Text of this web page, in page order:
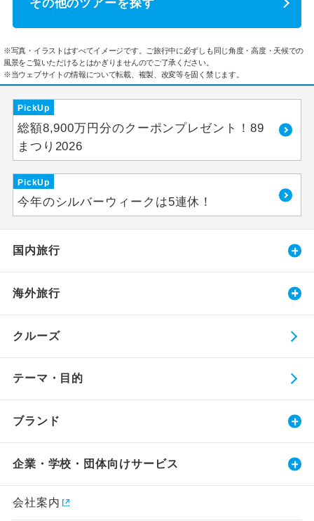
その他のツアーを探す
※写真・イラストはすべてイメージです。ご旅行中に必ずしも同じ角度・高度・天候での
風景をご覧いただけるとはかぎりませんのでご了承ください。
※当ウェブサイトの情報について転載、複製、改変等を固く禁じます。
PickUp
総額8,900万円分のクーポンプレゼント！89
まつり2026
PickUp
今年のシルバーウィークは5連休！
国内旅行
海外旅行
クルーズ
テーマ・目的
ブランド
企業・学校・団体向けサービス
会社案内